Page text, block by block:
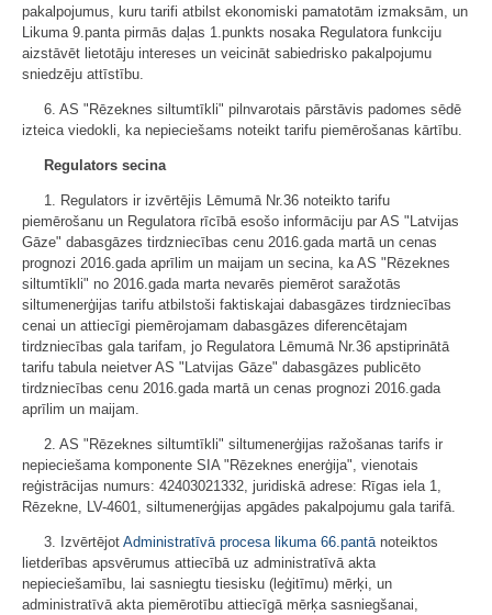
pakalpojumus, kuru tarifi atbilst ekonomiski pamatotām izmaksām, un
Likuma 9.panta pirmās daļas 1.punkts nosaka Regulatora funkciju
aizstāvēt lietotāju intereses un veicināt sabiedrisko pakalpojumu
sniedzēju attīstību.
6. AS "Rēzeknes siltumtīkli" pilnvarotais pārstāvis padomes sēdē
izteica viedokli, ka nepieciešams noteikt tarifu piemērošanas kārtību.
Regulators secina
1. Regulators ir izvērtējis Lēmumā Nr.36 noteikto tarifu
piemērošanu un Regulatora rīcībā esošo informāciju par AS "Latvijas
Gāze" dabasgāzes tirdzniecības cenu 2016.gada martā un cenas
prognozi 2016.gada aprīlim un maijam un secina, ka AS "Rēzeknes
siltumtīkli" no 2016.gada marta nevarēs piemērot saražotās
siltumenerģijas tarifu atbilstoši faktiskajai dabasgāzes tirdzniecības
cenai un attiecīgi piemērojamam dabasgāzes diferencētajam
tirdzniecības gala tarifam, jo Regulatora Lēmumā Nr.36 apstiprinātā
tarifu tabula neietver AS "Latvijas Gāze" dabasgāzes publicēto
tirdzniecības cenu 2016.gada martā un cenas prognozi 2016.gada
aprīlim un maijam.
2. AS "Rēzeknes siltumtīkli" siltumenerģijas ražošanas tarifs ir
nepieciešama komponente SIA "Rēzeknes enerģija", vienotais
reģistrācijas numurs: 42403021332, juridiskā adrese: Rīgas iela 1,
Rēzekne, LV-4601, siltumenerģijas apgādes pakalpojumu gala tarifā.
3. Izvērtējot Administratīvā procesa likuma 66.pantā noteiktos
lietderības apsvērumus attiecībā uz administratīvā akta
nepieciešamību, lai sasniegtu tiesisku (leģitīmu) mērķi, un
administratīvā akta piemērotību attiecīgā mērķa sasniegšanai,